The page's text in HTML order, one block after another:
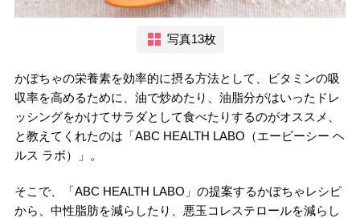
写真13枚
かぼちゃの栄養素を効率的に摂る方法として、ビタミンの吸
収率を高めるために、油で炒めたり、油脂分がはいったドレ
ッシングをかけてサラダとして食べたりするのがオススメ、
と教えてくれたのは「ABC HEALTH LABO（エービーシー ヘ
ルス ラボ）」。
そこで、「ABC HEALTH LABO」の提案するかぼちゃレシピ
から、中性脂肪を減らしたり、悪玉コレステロールを減らし